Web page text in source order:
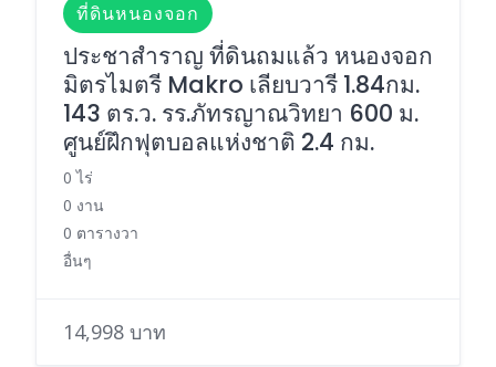
ที่ดินหนองจอก
ประชาสำราญ ที่ดินถมแล้ว หนองจอก
มิตรไมตรี Makro เลียบวารี 1.84กม.
143 ตร.ว. รร.ภัทรญาณวิทยา 600 ม.
ศูนย์ฝึกฟุตบอลแห่งชาติ 2.4 กม.
0 ไร่
0 งาน
0 ตารางวา
อื่นๆ
14,998 บาท